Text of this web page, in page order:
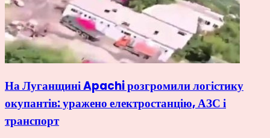
На Луганщині Apachi розгромили логістику
окупантів: уражено електростанцію, АЗС і
транспорт